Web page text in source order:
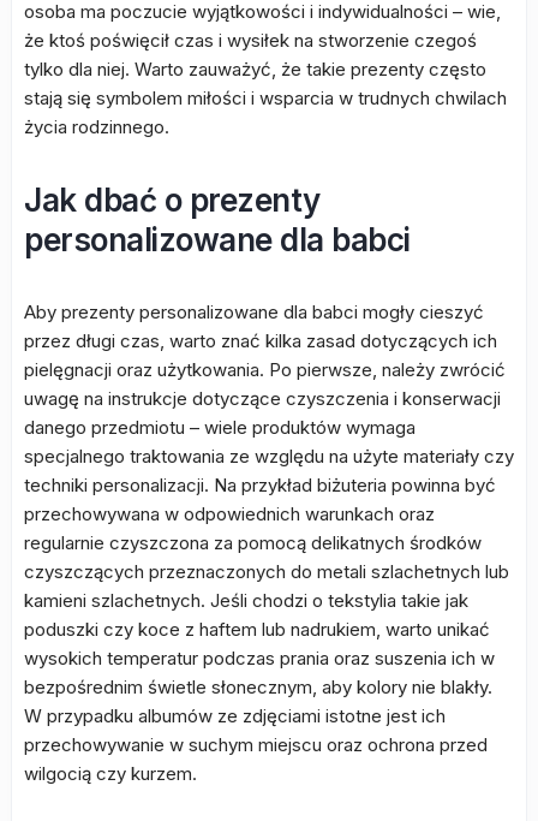
osoba ma poczucie wyjątkowości i indywidualności – wie,
że ktoś poświęcił czas i wysiłek na stworzenie czegoś
tylko dla niej. Warto zauważyć, że takie prezenty często
stają się symbolem miłości i wsparcia w trudnych chwilach
życia rodzinnego.
Jak dbać o prezenty
personalizowane dla babci
Aby prezenty personalizowane dla babci mogły cieszyć
przez długi czas, warto znać kilka zasad dotyczących ich
pielęgnacji oraz użytkowania. Po pierwsze, należy zwrócić
uwagę na instrukcje dotyczące czyszczenia i konserwacji
danego przedmiotu – wiele produktów wymaga
specjalnego traktowania ze względu na użyte materiały czy
techniki personalizacji. Na przykład biżuteria powinna być
przechowywana w odpowiednich warunkach oraz
regularnie czyszczona za pomocą delikatnych środków
czyszczących przeznaczonych do metali szlachetnych lub
kamieni szlachetnych. Jeśli chodzi o tekstylia takie jak
poduszki czy koce z haftem lub nadrukiem, warto unikać
wysokich temperatur podczas prania oraz suszenia ich w
bezpośrednim świetle słonecznym, aby kolory nie blakły.
W przypadku albumów ze zdjęciami istotne jest ich
przechowywanie w suchym miejscu oraz ochrona przed
wilgocią czy kurzem.